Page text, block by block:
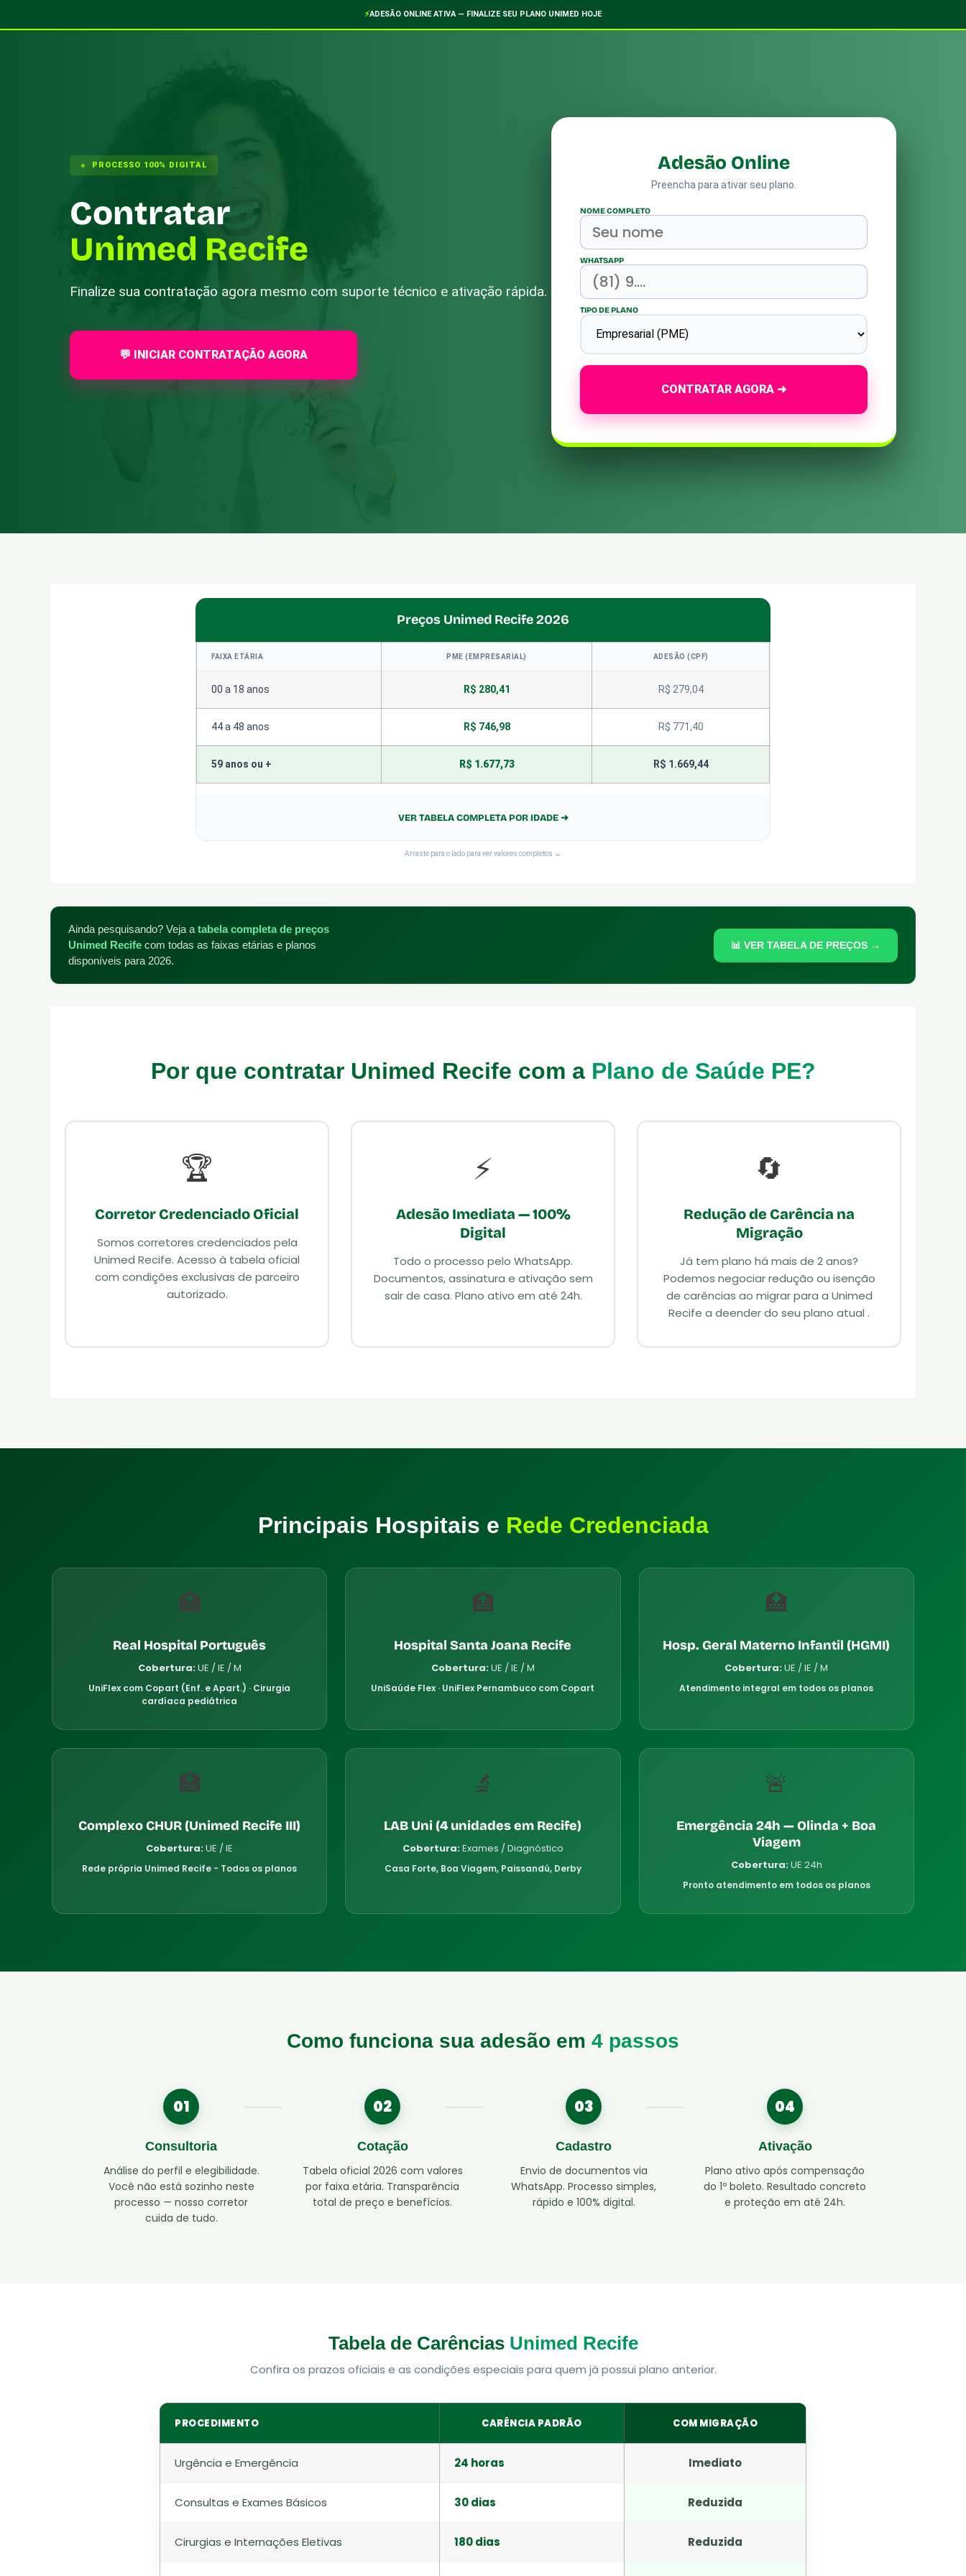
⚡ADESÃO ONLINE ATIVA — FINALIZE SEU PLANO UNIMED HOJE
PROCESSO 100% DIGITAL
Contratar
Unimed Recife
Finalize sua contratação agora mesmo com suporte técnico e ativação rápida.
💬 INICIAR CONTRATAÇÃO AGORA
Adesão Online
Preencha para ativar seu plano.
NOME COMPLETO
WHATSAPP
TIPO DE PLANO
CONTRATAR AGORA ➜
Preços Unimed Recife 2026
FAIXA ETÁRIA PME (EMPRESARIAL) ADESÃO (CPF)
00 a 18 anos R$ 280,41 R$ 279,04
44 a 48 anos R$ 746,98 R$ 771,40
59 anos ou + R$ 1.677,73 R$ 1.669,44
VER TABELA COMPLETA POR IDADE ➜
Arraste para o lado para ver valores completos ↔
Ainda pesquisando? Veja a tabela completa de preços
Unimed Recife com todas as faixas etárias e planos
disponíveis para 2026.
📊 VER TABELA DE PREÇOS →
Por que contratar Unimed Recife com a Plano de Saúde PE?
🏆
Corretor Credenciado Oficial
Somos corretores credenciados pela
Unimed Recife. Acesso à tabela oficial
com condições exclusivas de parceiro
autorizado.
⚡
Adesão Imediata — 100%
Digital
Todo o processo pelo WhatsApp.
Documentos, assinatura e ativação sem
sair de casa. Plano ativo em até 24h.
🔄
Redução de Carência na
Migração
Já tem plano há mais de 2 anos?
Podemos negociar redução ou isenção
de carências ao migrar para a Unimed
Recife a deender do seu plano atual .
Principais Hospitais e Rede Credenciada
🏥
Real Hospital Português
Cobertura:UE / IE / M
UniFlex com Copart (Enf. e Apart.) · Cirurgia
cardíaca pediátrica
🏥
Hospital Santa Joana Recife
Cobertura:UE / IE / M
UniSaúde Flex · UniFlex Pernambuco com Copart
🏥
Hosp. Geral Materno Infantil (HGMI)
Cobertura:UE / IE / M
Atendimento integral em todos os planos
🏥
Complexo CHUR (Unimed Recife III)
Cobertura:UE / IE
Rede própria Unimed Recife - Todos os planos
🔬
LAB Uni (4 unidades em Recife)
Cobertura:Exames / Diagnóstico
Casa Forte, Boa Viagem, Paissandú, Derby
🚨
Emergência 24h — Olinda + Boa
Viagem
Cobertura:UE 24h
Pronto atendimento em todos os planos
Como funciona sua adesão em 4 passos
01
Consultoria
Análise do perfil e elegibilidade.
Você não está sozinho neste
processo — nosso corretor
cuida de tudo.
02
Cotação
Tabela oficial 2026 com valores
por faixa etária. Transparência
total de preço e benefícios.
03
Cadastro
Envio de documentos via
WhatsApp. Processo simples,
rápido e 100% digital.
04
Ativação
Plano ativo após compensação
do 1º boleto. Resultado concreto
e proteção em até 24h.
Tabela de Carências Unimed Recife
Confira os prazos oficiais e as condições especiais para quem já possui plano anterior.
PROCEDIMENTO CARÊNCIA PADRÃO COM MIGRAÇÃO
Urgência e Emergência 24 horas Imediato
Consultas e Exames Básicos 30 dias Reduzida
Cirurgias e Internações Eletivas 180 dias Reduzida